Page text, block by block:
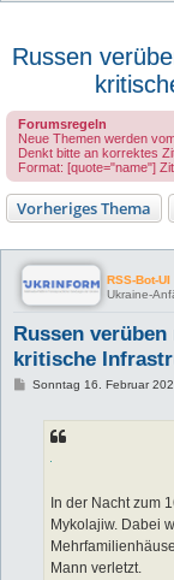
Russen
Forumsregeln
Neue Themen werden
Denkt bitte an korrektes
Format: [quote="name"]
Vorheriges Thema
RSS-Bot-UI
Ukraine-
Russen
kritische
BSonntag 16. Februar
In der Nacht zum
Mykolajiw. Dabei
Mann verletzt.